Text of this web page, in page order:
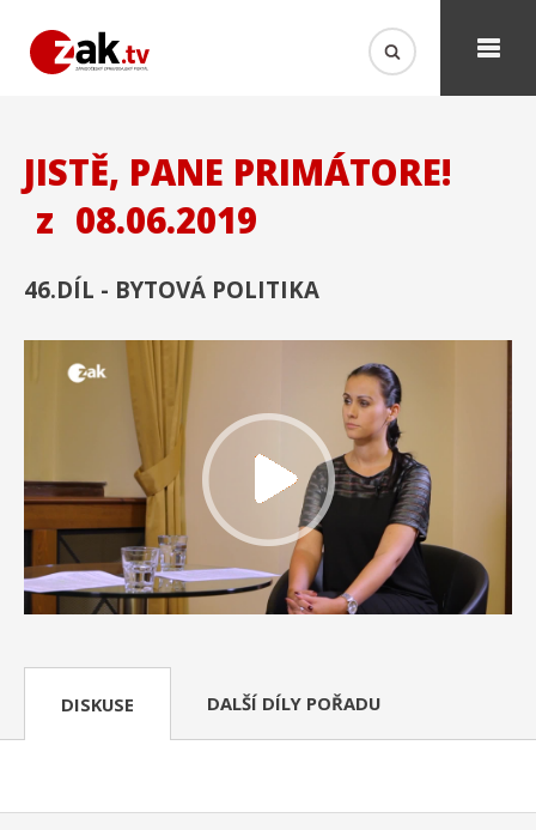
JISTĚ, PANE PRIMÁTORE!
z 08.06.2019
46.DÍL - BYTOVÁ POLITIKA
DISKUSE DALŠÍ DÍLY POŘADU